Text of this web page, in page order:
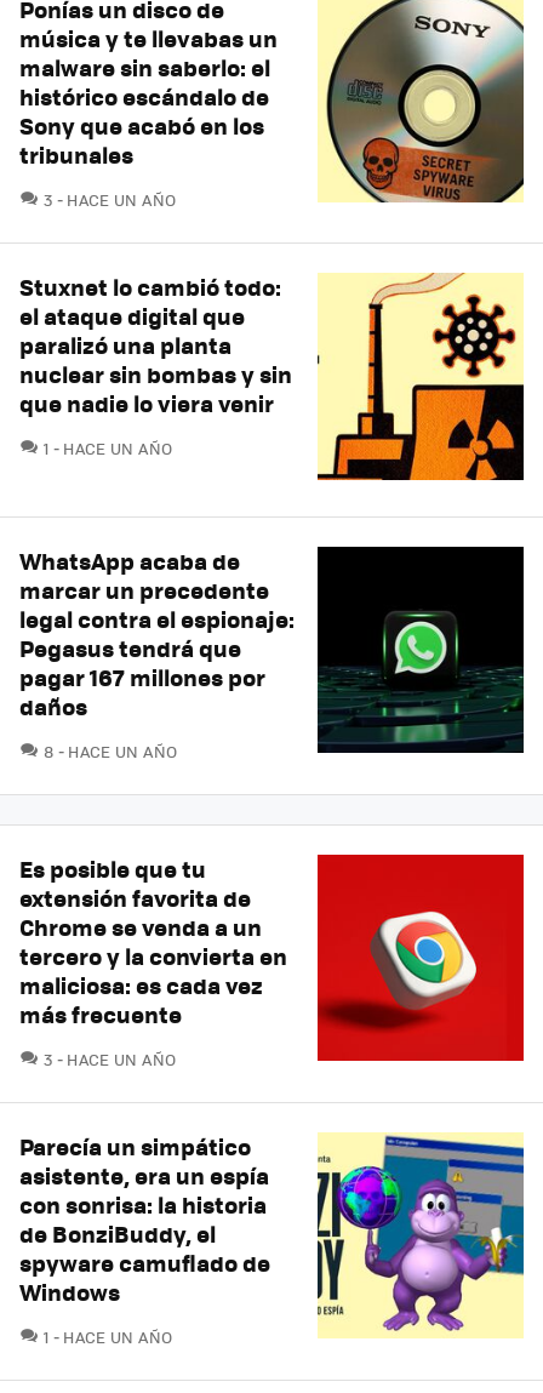
Ponías un disco de
música y te llevabas un
malware sin saberlo: el
histórico escándalo de
Sony que acabó en los
tribunales
3 COMENTARIOS
HACE UN AÑO
Stuxnet lo cambió todo:
el ataque digital que
paralizó una planta
nuclear sin bombas y sin
que nadie lo viera venir
1 COMENTARIOS
HACE UN AÑO
WhatsApp acaba de
marcar un precedente
legal contra el espionaje:
Pegasus tendrá que
pagar 167 millones por
daños
8 COMENTARIOS
HACE UN AÑO
Es posible que tu
extensión favorita de
Chrome se venda a un
tercero y la convierta en
maliciosa: es cada vez
más frecuente
3 COMENTARIOS
HACE UN AÑO
Parecía un simpático
asistente, era un espía
con sonrisa: la historia
de BonziBuddy, el
spyware camuflado de
Windows
1 COMENTARIOS
HACE UN AÑO